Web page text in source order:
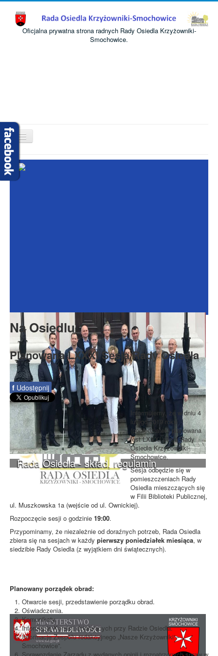
Oficjalna prywatna strona radnych Rady Osiedla Krzyżowniki-
Smochowice.
Przełącz
nawigację
Start
O nas
Rada Seniorów
Rada Osiedla - skład, regulamin
Na Osiedlu
Planowana LXXXI Sesja Rady Osiedla
f Udostępnij
Informujemy, że w dniu 4
lutego 2019 roku
(poniedziałek) planowana
jest LXXXI sesja Rady
Osiedla Krzyżowniki-
Smochowice.
Sesja odbędzie się w
pomieszczeniach Rady
Osiedla mieszczących się
w Filii Biblioteki Publicznej,
ul. Muszkowska 1a (wejście od ul. Ownickiej).
Rozpoczęcie sesji o godzinie 19:00.
Przypominamy, że niezależnie od doraźnych potrzeb, Rada Osiedla
zbiera się na sesjach w każdy pierwszy poniedziałek miesiąca, w
siedzibie Rady Osiedla (z wyjątkiem dni świątecznych).
Planowany porządek obrad:
Otwarcie sesji, przedstawienie porządku obrad.
Oświadczenia.
Komunikaty.
Informacje Komisji działających przy Radzie Osiedla.
Informacje Zespołu redakcyjnego „Nasze Krzyżowniki –
Smochowice”.